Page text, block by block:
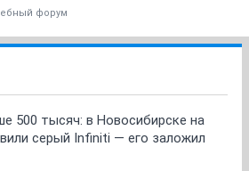
форум
500 тысяч: в Новосибирске на
серый Infiniti — его заложил